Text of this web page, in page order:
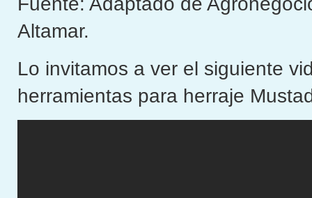
Altamar.
Lo invitamos a ver el siguiente
herramientas para herraje